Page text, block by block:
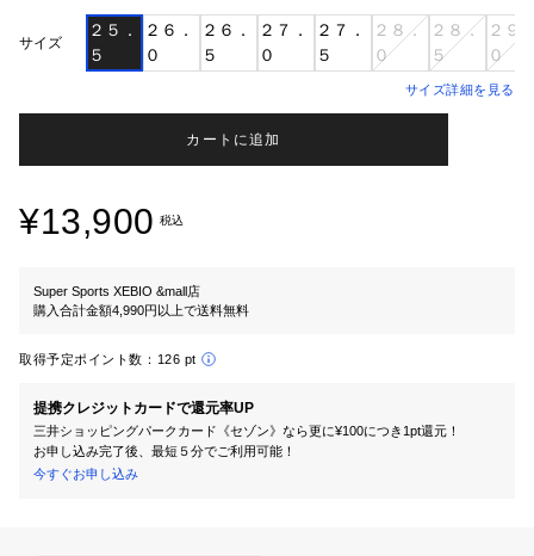
サイズ
２５．
５
２６．
０
２６．
５
２７．
０
２７．
５
２８．
０
２８．
５
２９
０
サイズ詳細を見る
カートに追加
¥13,900 税込
Super Sports XEBIO &mall店
購入合計金額4,990円以上で送料無料
取得予定ポイント数： 126 pt
提携クレジットカードで還元率UP
三井ショッピングパークカード《セゾン》なら更に¥100につき1pt還元！
お申し込み完了後、最短５分でご利用可能！
今すぐお申し込み